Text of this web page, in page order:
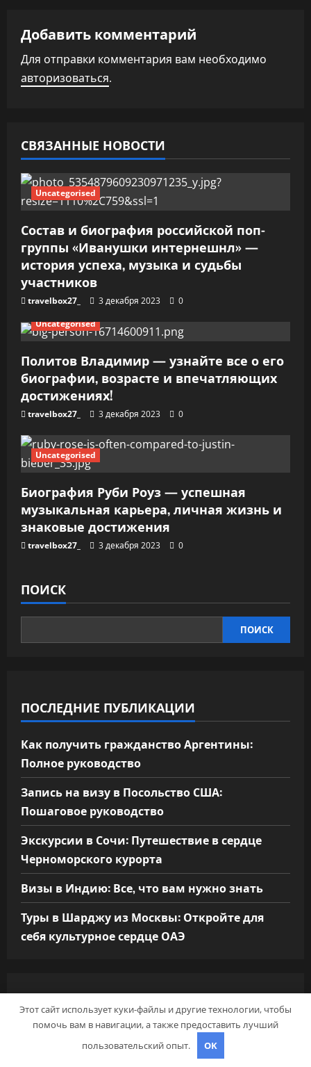
и
я
з
а
п
и
с
я
м
Добавить комментарий
Для отправки комментария вам необходимо
авторизоваться.
СВЯЗАННЫЕ НОВОСТИ
Uncategorised
Состав и биография российской поп-
группы «Иванушки интернешнл» —
история успеха, музыка и судьбы
участников
travelbox27_ 3 декабря 2023
0
Uncategorised
Политов Владимир — узнайте все о его
биографии, возрасте и впечатляющих
достижениях!
travelbox27_ 3 декабря 2023 0
Uncategorised
Биография Руби Роуз — успешная
музыкальная карьера, личная жизнь и
знаковые достижения
travelbox27_ 3 декабря 2023 0
ПОИСК
ПОИСК
ПОСЛЕДНИЕ ПУБЛИКАЦИИ
Как получить гражданство Аргентины:
Полное руководство
Запись на визу в Посольство США:
Пошаговое руководство
Экскурсии в Сочи: Путешествие в сердце
Черноморского курорта
Визы в Индию: Все, что вам нужно знать
Туры в Шарджу из Москвы: Откройте для
себя культурное сердце ОАЭ
АРХИВ
Этот сайт использует куки-файлы и другие технологии, чтобы
помочь вам в навигации, а также предоставить лучший
пользовательский опыт.
OK